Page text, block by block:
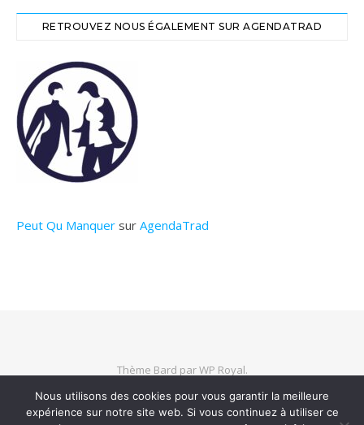
RETROUVEZ NOUS ÉGALEMENT SUR AGENDATRAD
Peut Qu Manquer sur AgendaTrad
Thème Bard parWP Royal.
Nous utilisons des cookies pour vous garantir la meilleure
expérience sur notre site web. Si vous continuez à utiliser ce